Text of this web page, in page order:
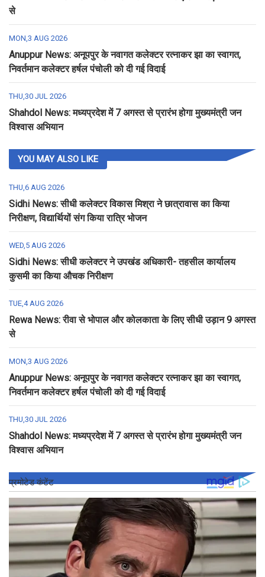
से
MON,3 AUG 2026
Anuppur News: अनूपपुर के नवागत कलेक्टर रत्नाकर झा का स्वागत,
निवर्तमान कलेक्टर हर्षल पंचोली को दी गई विदाई
THU,30 JUL 2026
Shahdol News: मध्यप्रदेश में 7 अगस्त से प्रारंभ होगा मुख्यमंत्री जन
विश्वास अभियान
YOU MAY ALSO LIKE
THU,6 AUG 2026
Sidhi News: सीधी कलेक्टर विकास मिश्रा ने छात्रावास का किया
निरीक्षण, विद्यार्थियों संग किया रात्रि भोजन
WED,5 AUG 2026
Sidhi News: सीधी कलेक्टर ने उपखंड अधिकारी- तहसील कार्यालय
कुसमी का किया औचक निरीक्षण
TUE,4 AUG 2026
Rewa News: रीवा से भोपाल और कोलकाता के लिए सीधी उड़ान 9 अगस्त
से
MON,3 AUG 2026
Anuppur News: अनूपपुर के नवागत कलेक्टर रत्नाकर झा का स्वागत,
निवर्तमान कलेक्टर हर्षल पंचोली को दी गई विदाई
THU,30 JUL 2026
Shahdol News: मध्यप्रदेश में 7 अगस्त से प्रारंभ होगा मुख्यमंत्री जन
विश्वास अभियान